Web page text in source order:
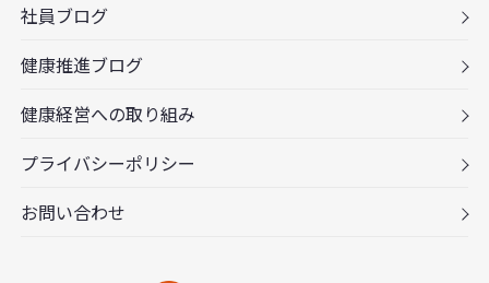
社員ブログ
健康推進ブログ
健康経営への取り組み
プライバシーポリシー
お問い合わせ